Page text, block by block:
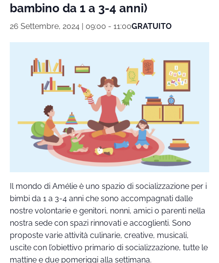
bambino da 1 a 3-4 anni)
26 Settembre, 2024 | 09:00 - 11:00GRATUITO
Il mondo di Amélie è uno spazio di socializzazione per i
bimbi da 1 a 3-4 anni che sono accompagnati dalle
nostre volontarie e genitori, nonni, amici o parenti nella
nostra sede con spazi rinnovati e accoglienti. Sono
proposte varie attività culinarie, creative, musicali,
uscite con l’obiettivo primario di socializzazione, tutte le
mattine e due pomeriggi alla settimana.